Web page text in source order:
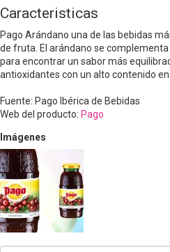
Caracteristicas
Pago Arándano una de las bebidas
de fruta. El arándano se
para encontrar un sabor más
antioxidantes con un alto contenido
Fuente: Pago Ibérica de Bebidas
Web del producto: Pago
Imágenes